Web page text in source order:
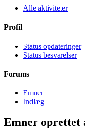
Alle aktiviteter
Profil
Status opdateringer
Status besvarelser
Forums
Emner
Indlæg
Emner oprettet